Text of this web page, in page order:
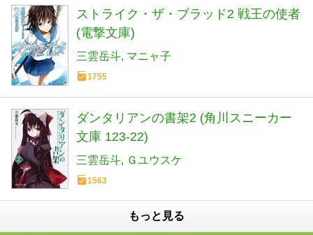
ストライク・ザ・ブラッド2 戦王の使者
(電撃文庫)
三雲岳斗 マニャ子
1755
ダンタリアンの書架2 (角川スニーカー
文庫 123-22)
三雲岳斗 Ｇユウスケ
1563
もっと見る